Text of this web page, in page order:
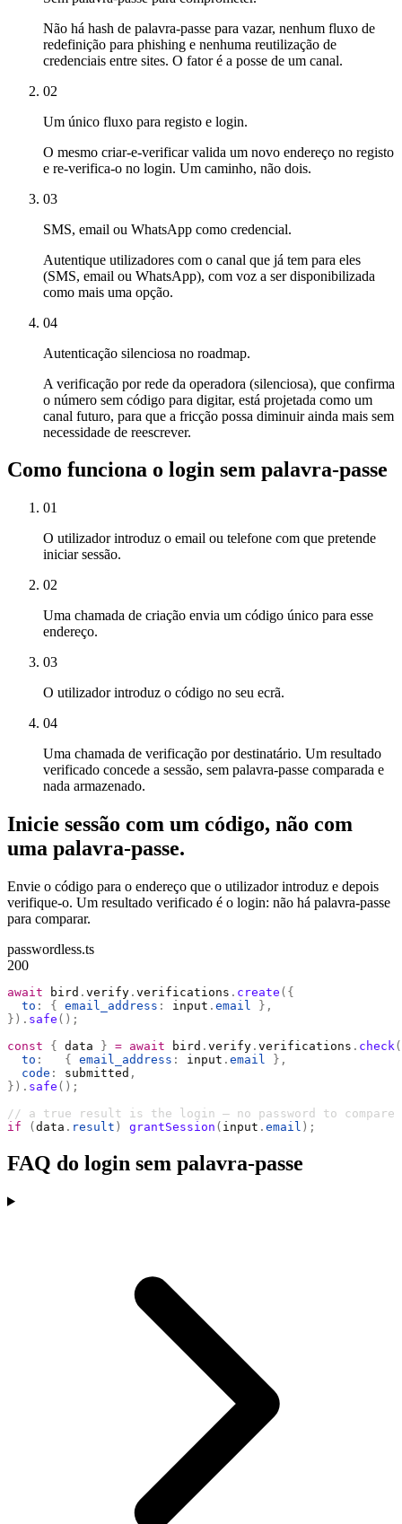
Não há hash de palavra-passe para vazar, nenhum fluxo de
redefinição para phishing e nenhuma reutilização de
credenciais entre sites. O fator é a posse de um canal.
02
Um único fluxo para registo e login.
O mesmo criar-e-verificar valida um novo endereço no registo
e re-verifica-o no login. Um caminho, não dois.
03
SMS, email ou WhatsApp como credencial.
Autentique utilizadores com o canal que já tem para eles
(SMS, email ou WhatsApp), com voz a ser disponibilizada
como mais uma opção.
04
Autenticação silenciosa no roadmap.
A verificação por rede da operadora (silenciosa), que confirma
o número sem código para digitar, está projetada como um
canal futuro, para que a fricção possa diminuir ainda mais sem
necessidade de reescrever.
Como funciona o login sem palavra-passe
01
O utilizador introduz o email ou telefone com que pretende
iniciar sessão.
02
Uma chamada de criação envia um código único para esse
endereço.
03
O utilizador introduz o código no seu ecrã.
04
Uma chamada de verificação por destinatário. Um resultado
verificado concede a sessão, sem palavra-passe comparada e
nada armazenado.
Inicie sessão com um código, não com
uma palavra-passe.
Envie o código para o endereço que o utilizador introduz e depois
verifique-o. Um resultado verificado é o login: não há palavra-passe
para comparar.
passwordless.ts
200
await bird . verify . verifications . create ({
  to
: { email_address : input . email },
}). safe ();
const { data } = await bird . verify . verifications . check
  to
:
   {
email_address : input . email },
  code
: submitted ,
}). safe ();
// a true result is the login — no password to compare
if ( data . result ) grantSession ( input . email );
FAQ do login sem palavra-passe